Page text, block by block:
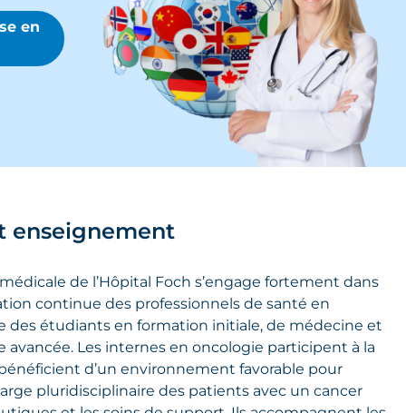
en
enseignement
de l’Hôpital Foch s’engage fortement dans
continue des professionnels de santé en
des étudiants en formation initiale, de médecine et
avancée. Les internes en oncologie participent à la
d’un environnement favorable pour
pluridisciplinaire des patients avec un cancer